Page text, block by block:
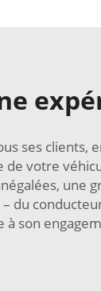
ses
votre
son